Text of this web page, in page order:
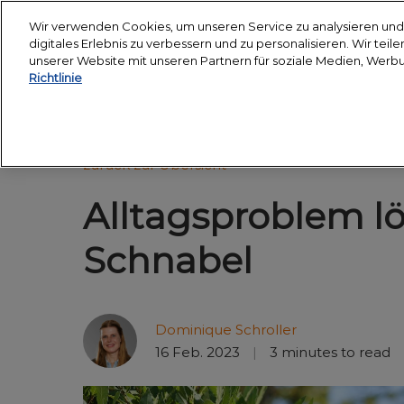
zum
Inhalt
18. - 24. März 2027
zurück zur Übersicht
Alltagsproblem
Schnabel
Dominique Schroller
16 Feb. 2023
3 minutes to read
Wir verwenden Cookies, um unseren Service zu analysieren
digitales Erlebnis zu verbessern und zu personalisieren. Wir
unserer Website mit unseren Partnern für soziale Medien,
Richtlinie